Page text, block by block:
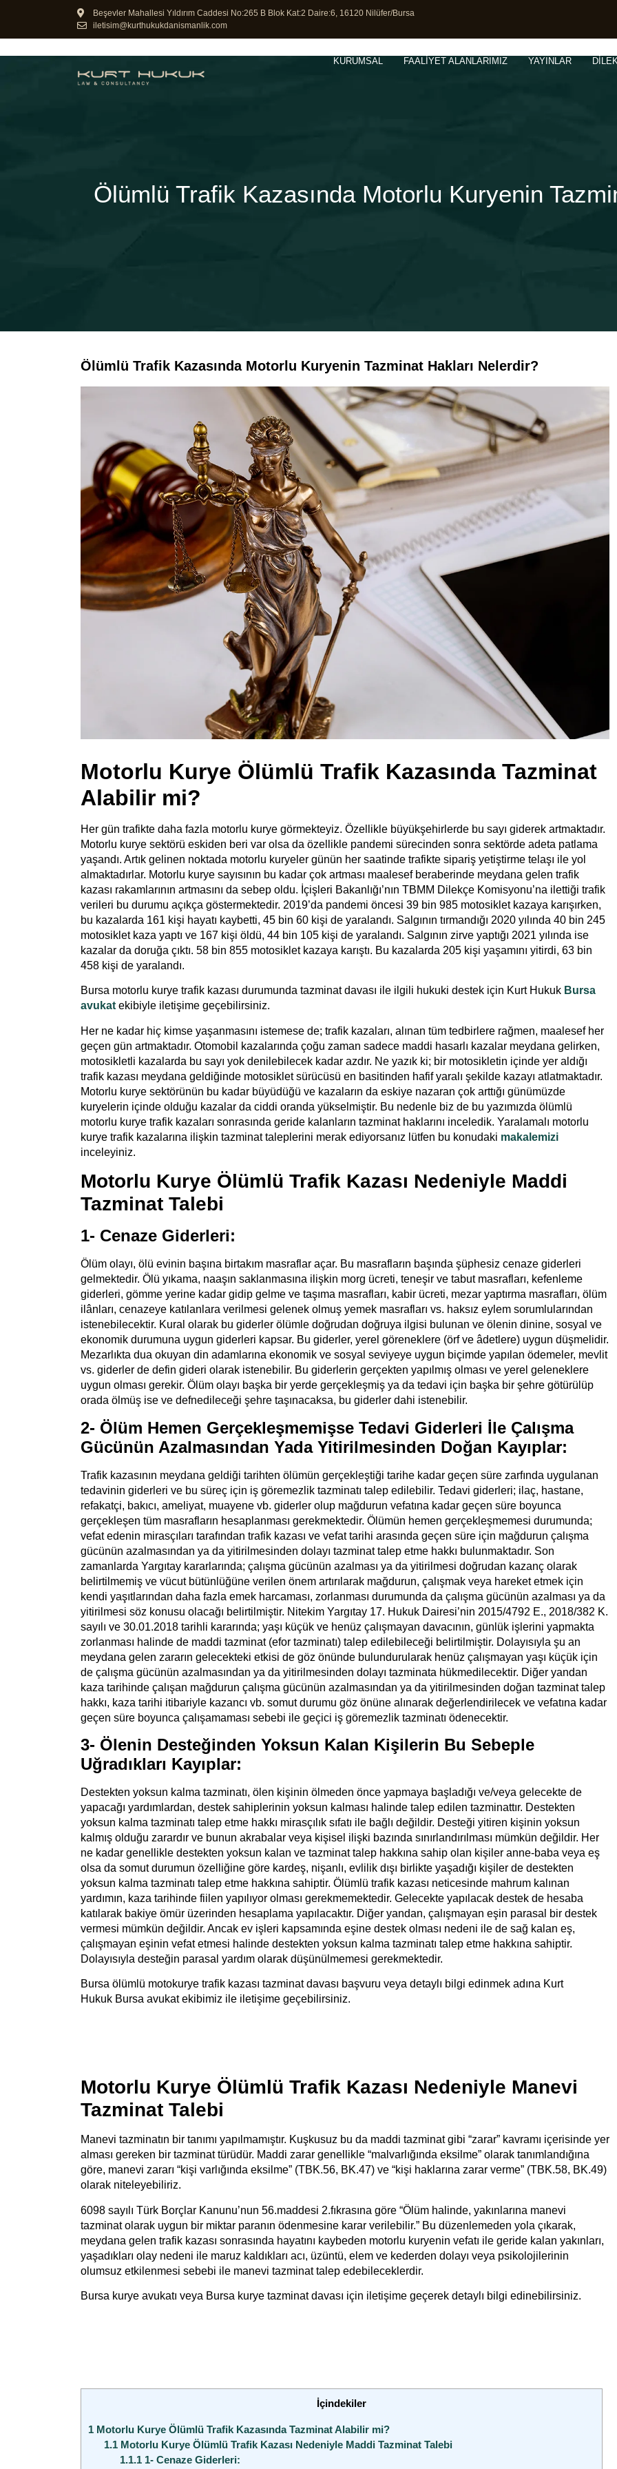
Beşevler Mahallesi Yıldırım Caddesi No:265 B Blok Kat:2 Daire:6, 16120 Nilüfer/Bursa
iletisim@kurthukukdanismanlik.com
KURUMSAL FAALİYET ALANLARIMIZ YAYINLAR
Ölümlü Trafik Kazasında Motorlu Kuryenin
Ölümlü Trafik Kazasında Motorlu Kuryenin Tazminat Hakları Nelerdir?
Motorlu Kurye Ölümlü Trafik Kazasında Tazminat
Alabilir mi?
Her gün trafikte daha fazla motorlu kurye görmekteyiz. Özellikle büyükşehirlerde bu sayı giderek artmaktadır.
Motorlu kurye sektörü eskiden beri var olsa da özellikle pandemi sürecinden sonra sektörde adeta patlama
yaşandı. Artık gelinen noktada motorlu kuryeler günün her saatinde trafikte sipariş yetiştirme telaşı ile yol
almaktadırlar. Motorlu kurye sayısının bu kadar çok artması maalesef beraberinde meydana gelen trafik
kazası rakamlarının artmasını da sebep oldu. İçişleri Bakanlığı’nın TBMM Dilekçe Komisyonu’na ilettiği trafik
verileri bu durumu açıkça göstermektedir. 2019’da pandemi öncesi 39 bin 985 motosiklet kazaya karışırken,
bu kazalarda 161 kişi hayatı kaybetti, 45 bin 60 kişi de yaralandı. Salgının tırmandığı 2020 yılında 40 bin 245
motosiklet kaza yaptı ve 167 kişi öldü, 44 bin 105 kişi de yaralandı. Salgının zirve yaptığı 2021 yılında ise
kazalar da doruğa çıktı. 58 bin 855 motosiklet kazaya karıştı. Bu kazalarda 205 kişi yaşamını yitirdi, 63 bin
458 kişi de yaralandı.
Bursa motorlu kurye trafik kazası durumunda tazminat davası ile ilgili hukuki destek için Kurt Hukuk Bursa
avukat ekibiyle iletişime geçebilirsiniz.
Her ne kadar hiç kimse yaşanmasını istemese de; trafik kazaları, alınan tüm tedbirlere rağmen, maalesef her
geçen gün artmaktadır. Otomobil kazalarında çoğu zaman sadece maddi hasarlı kazalar meydana gelirken,
motosikletli kazalarda bu sayı yok denilebilecek kadar azdır. Ne yazık ki; bir motosikletin içinde yer aldığı
trafik kazası meydana geldiğinde motosiklet sürücüsü en basitinden hafif yaralı şekilde kazayı atlatmaktadır.
Motorlu kurye sektörünün bu kadar büyüdüğü ve kazaların da eskiye nazaran çok arttığı günümüzde
kuryelerin içinde olduğu kazalar da ciddi oranda yükselmiştir. Bu nedenle biz de bu yazımızda ölümlü
motorlu kurye trafik kazaları sonrasında geride kalanların tazminat haklarını inceledik. Yaralamalı motorlu
kurye trafik kazalarına ilişkin tazminat taleplerini merak ediyorsanız lütfen bu konudaki makalemizi
inceleyiniz.
Motorlu Kurye Ölümlü Trafik Kazası Nedeniyle Maddi
Tazminat Talebi
1- Cenaze Giderleri:
Ölüm olayı, ölü evinin başına birtakım masraflar açar. Bu masrafların başında şüphesiz cenaze giderleri
gelmektedir. Ölü yıkama, naaşın saklanmasına ilişkin morg ücreti, teneşir ve tabut masrafları, kefenleme
giderleri, gömme yerine kadar gidip gelme ve taşıma masrafları, kabir ücreti, mezar yaptırma masrafları, ölüm
ilânları, cenazeye katılanlara verilmesi gelenek olmuş yemek masrafları vs. haksız eylem sorumlularından
istenebilecektir. Kural olarak bu giderler ölümle doğrudan doğruya ilgisi bulunan ve ölenin dinine, sosyal ve
ekonomik durumuna uygun giderleri kapsar. Bu giderler, yerel göreneklere (örf ve âdetlere) uygun düşmelidir.
Mezarlıkta dua okuyan din adamlarına ekonomik ve sosyal seviyeye uygun biçimde yapılan ödemeler, mevlit
vs. giderler de defin gideri olarak istenebilir. Bu giderlerin gerçekten yapılmış olması ve yerel geleneklere
uygun olması gerekir. Ölüm olayı başka bir yerde gerçekleşmiş ya da tedavi için başka bir şehre götürülüp
orada ölmüş ise ve defnedileceği şehre taşınacaksa, bu giderler dahi istenebilir.
2- Ölüm Hemen Gerçekleşmemişse Tedavi Giderleri İle Çalışma
Gücünün Azalmasından Yada Yitirilmesinden Doğan Kayıplar:
Trafik kazasının meydana geldiği tarihten ölümün gerçekleştiği tarihe kadar geçen süre zarfında uygulanan
tedavinin giderleri ve bu süreç için iş göremezlik tazminatı talep edilebilir. Tedavi giderleri; ilaç, hastane,
refakatçi, bakıcı, ameliyat, muayene vb. giderler olup mağdurun vefatına kadar geçen süre boyunca
gerçekleşen tüm masrafların hesaplanması gerekmektedir. Ölümün hemen gerçekleşmemesi durumunda;
vefat edenin mirasçıları tarafından trafik kazası ve vefat tarihi arasında geçen süre için mağdurun çalışma
gücünün azalmasından ya da yitirilmesinden dolayı tazminat talep etme hakkı bulunmaktadır. Son
zamanlarda Yargıtay kararlarında; çalışma gücünün azalması ya da yitirilmesi doğrudan kazanç olarak
belirtilmemiş ve vücut bütünlüğüne verilen önem artırılarak mağdurun, çalışmak veya hareket etmek için
kendi yaşıtlarından daha fazla emek harcaması, zorlanması durumunda da çalışma gücünün azalması ya da
yitirilmesi söz konusu olacağı belirtilmiştir. Nitekim Yargıtay 17. Hukuk Dairesi’nin 2015/4792 E., 2018/382 K.
sayılı ve 30.01.2018 tarihli kararında; yaşı küçük ve henüz çalışmayan davacının, günlük işlerini yapmakta
zorlanması halinde de maddi tazminat (efor tazminatı) talep edilebileceği belirtilmiştir. Dolayısıyla şu an
meydana gelen zararın gelecekteki etkisi de göz önünde bulundurularak henüz çalışmayan yaşı küçük için
de çalışma gücünün azalmasından ya da yitirilmesinden dolayı tazminata hükmedilecektir. Diğer yandan
kaza tarihinde çalışan mağdurun çalışma gücünün azalmasından ya da yitirilmesinden doğan tazminat talep
hakkı, kaza tarihi itibariyle kazancı vb. somut durumu göz önüne alınarak değerlendirilecek ve vefatına kadar
geçen süre boyunca çalışamaması sebebi ile geçici iş göremezlik tazminatı ödenecektir.
3- Ölenin Desteğinden Yoksun Kalan Kişilerin Bu Sebeple
Uğradıkları Kayıplar:
Destekten yoksun kalma tazminatı, ölen kişinin ölmeden önce yapmaya başladığı ve/veya gelecekte de
yapacağı yardımlardan, destek sahiplerinin yoksun kalması halinde talep edilen tazminattır. Destekten
yoksun kalma tazminatı talep etme hakkı mirasçılık sıfatı ile bağlı değildir. Desteği yitiren kişinin yoksun
kalmış olduğu zarardır ve bunun akrabalar veya kişisel ilişki bazında sınırlandırılması mümkün değildir. Her
ne kadar genellikle destekten yoksun kalan ve tazminat talep hakkına sahip olan kişiler anne-baba veya eş
olsa da somut durumun özelliğine göre kardeş, nişanlı, evlilik dışı birlikte yaşadığı kişiler de destekten
yoksun kalma tazminatı talep etme hakkına sahiptir. Ölümlü trafik kazası neticesinde mahrum kalınan
yardımın, kaza tarihinde fiilen yapılıyor olması gerekmemektedir. Gelecekte yapılacak destek de hesaba
katılarak bakiye ömür üzerinden hesaplama yapılacaktır. Diğer yandan, çalışmayan eşin parasal bir destek
vermesi mümkün değildir. Ancak ev işleri kapsamında eşine destek olması nedeni ile de sağ kalan eş,
çalışmayan eşinin vefat etmesi halinde destekten yoksun kalma tazminatı talep etme hakkına sahiptir.
Dolayısıyla desteğin parasal yardım olarak düşünülmemesi gerekmektedir.
Bursa ölümlü motokurye trafik kazası tazminat davası başvuru veya detaylı bilgi edinmek adına Kurt
Hukuk Bursa avukatekibimiz ile iletişime geçebilirsiniz.
Motorlu Kurye Ölümlü Trafik Kazası Nedeniyle Manevi
Tazminat Talebi
Manevi tazminatın bir tanımı yapılmamıştır. Kuşkusuz bu da maddi tazminat gibi “zarar” kavramı içerisinde yer
alması gereken bir tazminat türüdür. Maddi zarar genellikle “malvarlığında eksilme” olarak tanımlandığına
göre, manevi zararı “kişi varlığında eksilme” (TBK.56, BK.47) ve “kişi haklarına zarar verme” (TBK.58, BK.49)
olarak niteleyebiliriz.
6098 sayılı Türk Borçlar Kanunu’nun 56.maddesi 2.fıkrasına göre “Ölüm halinde, yakınlarına manevi
tazminat olarak uygun bir miktar paranın ödenmesine karar verilebilir.” Bu düzenlemeden yola çıkarak,
meydana gelen trafik kazası sonrasında hayatını kaybeden motorlu kuryenin vefatı ile geride kalan yakınları,
yaşadıkları olay nedeni ile maruz kaldıkları acı, üzüntü, elem ve kederden dolayı veya psikolojilerinin
olumsuz etkilenmesi sebebi ile manevi tazminat talep edebileceklerdir.
Bursa kurye avukatı veya Bursa kurye tazminat davası için iletişime geçerek detaylı bilgi edinebilirsiniz.
İçindekiler
1 Motorlu Kurye Ölümlü Trafik Kazasında Tazminat Alabilir mi?
1.1Motorlu Kurye Ölümlü Trafik Kazası Nedeniyle Maddi Tazminat Talebi
1.1.11- Cenaze Giderleri: